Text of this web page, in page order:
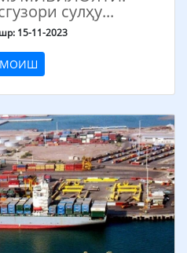
сулҳу...
15-11-2023